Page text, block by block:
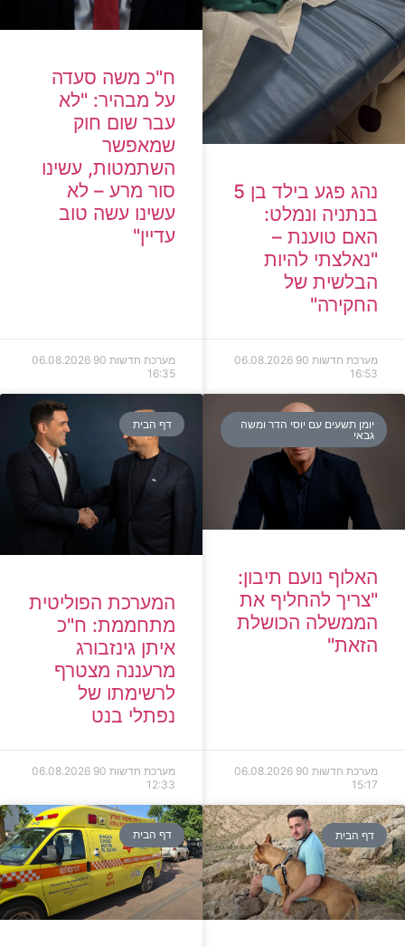
נהג פגע בילד בן 5
בנתניה ונמלט:
האם טוענת –
"נאלצתי להיות
הבלשית של
החקירה"
מערכת חדשות 90
06.08.2026
16:53
ח"כ משה סעדה
על מבהיר: "לא
עבר שום חוק
שמאפשר
השתמטות, עשינו
סור מרע – לא
עשינו עשה טוב
עדיין"
מערכת חדשות 90
06.08.2026
16:35
יומן תשעים עם יוסי הדר ומשה
גבאי
האלוף נועם תיבון:
"צריך להחליף את
הממשלה הכושלת
הזאת"
מערכת חדשות 90
06.08.2026
15:17
דף הבית
המערכת הפוליטית
מתחממת: ח"כ
איתן גינזבורג
מרעננה מצטרף
לרשימתו של
נפתלי בנט
מערכת חדשות 90
06.08.2026
12:33
דף הבית דף הבית